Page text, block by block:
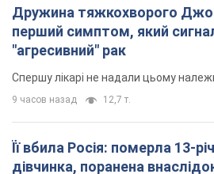
дівчинка, поранена
російської атаки на
Того дня під час російського обстрілу
Чому в СРСР лікарі носили
халати